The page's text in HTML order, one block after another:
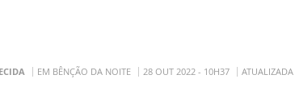
EM BÊNÇÃO DA NOITE 28 OUT 2022 - 10H37